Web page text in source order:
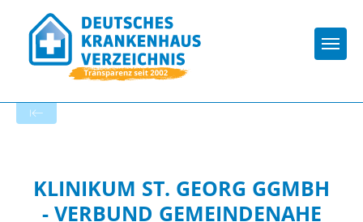
KLINIKUM ST. GEORG GGMBH
- VERBUND GEMEINDENAHE